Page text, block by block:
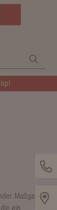
Maßgabe
ein